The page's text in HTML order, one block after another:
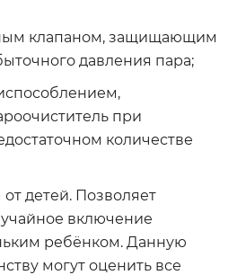
клапаном, защищающим
давления пара;
при
количестве
детей. Позволяет
включение
ребёнком. Данную
могут оценить все